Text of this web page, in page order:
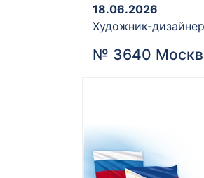
18.06.2026
Художник-
№ 3640